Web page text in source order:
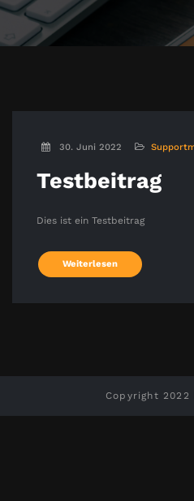
30. Juni 2022
Testbeitrag
Dies ist ein Testbeitrag
Weiterlesen
Copyright 2022